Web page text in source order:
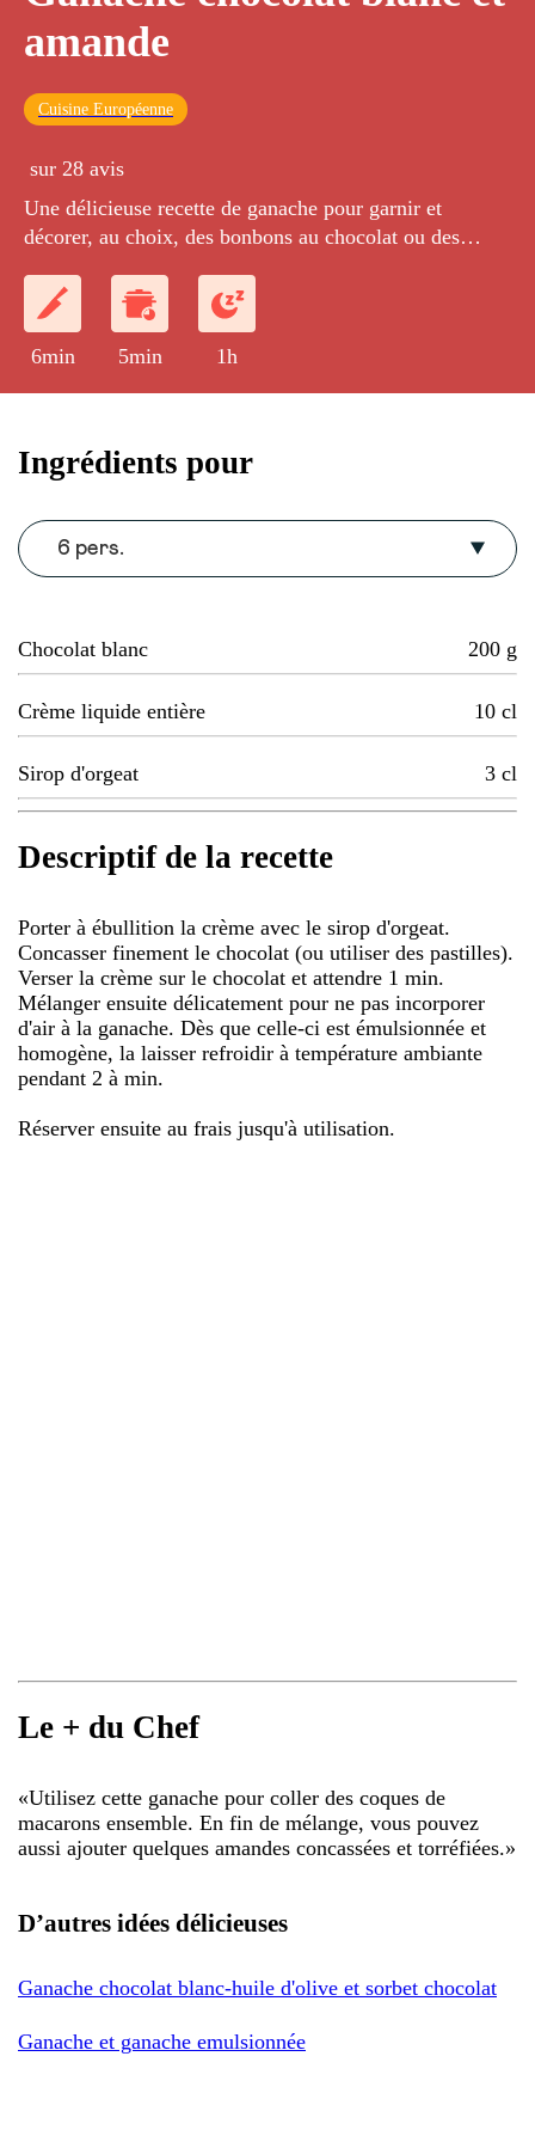
amande
Cuisine Européenne
sur 28 avis
Une délicieuse recette de ganache pour garnir et
décorer, au choix, des bonbons au chocolat ou des
6min 5min 1h
Ingrédients pour
6 pers.
Chocolat blanc 200 g
Crème liquide entière 10 cl
Sirop d'orgeat 3 cl
Descriptif de la recette
Porter à ébullition la crème avec le sirop d'orgeat.
Concasser finement le chocolat (ou utiliser des pastilles).
Verser la crème sur le chocolat et attendre 1 min.
Mélanger ensuite délicatement pour ne pas incorporer
d'air à la ganache. Dès que celle-ci est émulsionnée et
homogène, la laisser refroidir à température ambiante
pendant 2 à min.
Réserver ensuite au frais jusqu'à utilisation.
Le + du Chef
«Utilisez cette ganache pour coller des coques de
macarons ensemble. En fin de mélange, vous pouvez
aussi ajouter quelques amandes concassées et torréfiées.»
D’autres idées délicieuses
Ganache chocolat blanc-huile d'olive et sorbet chocolat
Ganache et ganache emulsionnée